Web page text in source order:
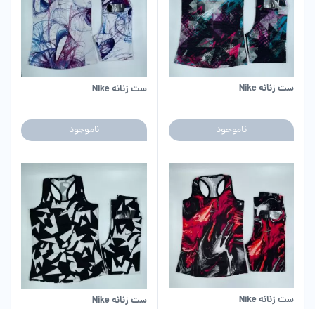
ست زنانه Nike
ناموجود
ست زنانه Nike
ناموجود
ست زنانه Nike ست زنانه Nike